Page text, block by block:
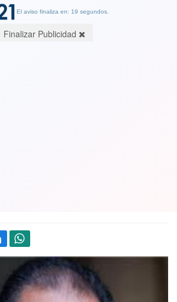
El aviso finaliza en: 19 segundos.
Finalizar Publicidad